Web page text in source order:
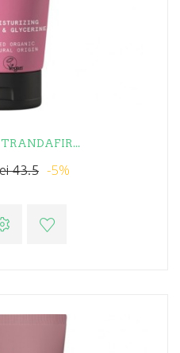
43.5 -5%